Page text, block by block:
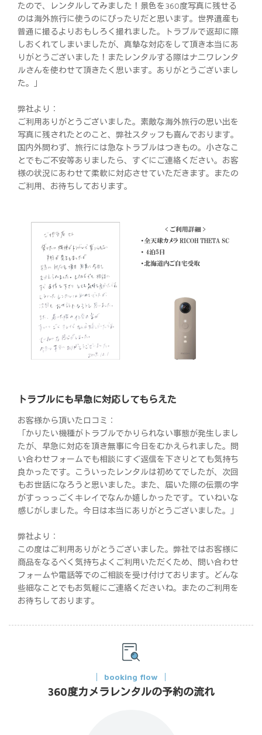
たので、レンタルしてみました！景色を360度写真に残せる
のは海外旅行に使うのにぴったりだと思います。世界遺産も
普通に撮るよりおもしろく撮れました。トラブルで返却に際
しおくれてしまいましたが、真摯な対応をして頂き本当にあ
りがとうございました！またレンタルする際はナニワレンタ
ルさんを使わせて頂きたく思います。ありがとうございまし
た。」
弊社より：
ご利用ありがとうございました。素敵な海外旅行の思い出を
写真に残されたとのこと、弊社スタッフも喜んでおります。
国内外問わず、旅行には急なトラブルはつきもの。小さなこ
とでもご不安等ありましたら、すぐにご連絡ください。お客
様の状況にあわせて柔軟に対応させていただきます。またの
ご利用、お待ちしております。
トラブルにも早急に対応してもらえた
お客様から頂いた口コミ：
「かりたい機種がトラブルでかりられない事態が発生しまし
たが、早急に対応を頂き無事に今日をむかえられました。問
い合わせフォームでも相談にすぐ返信を下さりとても気持ち
良かったです。こういったレンタルは初めてでしたが、次回
もお世話になろうと思いました。また、届いた際の伝票の字
がすっっっごくキレイでなんか嬉しかったです。ていねいな
感じがしました。今日は本当にありがとうございました。」
弊社より：
この度はご利用ありがとうございました。弊社ではお客様に
商品をなるべく気持ちよくご利用いただくため、問い合わせ
フォームや電話等でのご相談を受け付けております。どんな
些細なことでもお気軽にご連絡くださいね。またのご利用を
お待ちしております。
booking flow
360度カメラレンタルの予約の流れ